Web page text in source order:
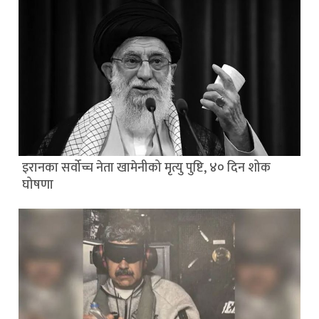
इरानका सर्वोच्च नेता खामेनीको मृत्यु पुष्टि, ४० दिन शोक
घोषणा